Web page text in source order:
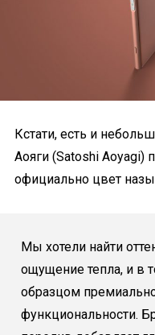
Кстати, есть и
Аояги (Satoshi
официально цвет
Мы хотели найти
ощущение тепла, и в
образцом
функциональности.